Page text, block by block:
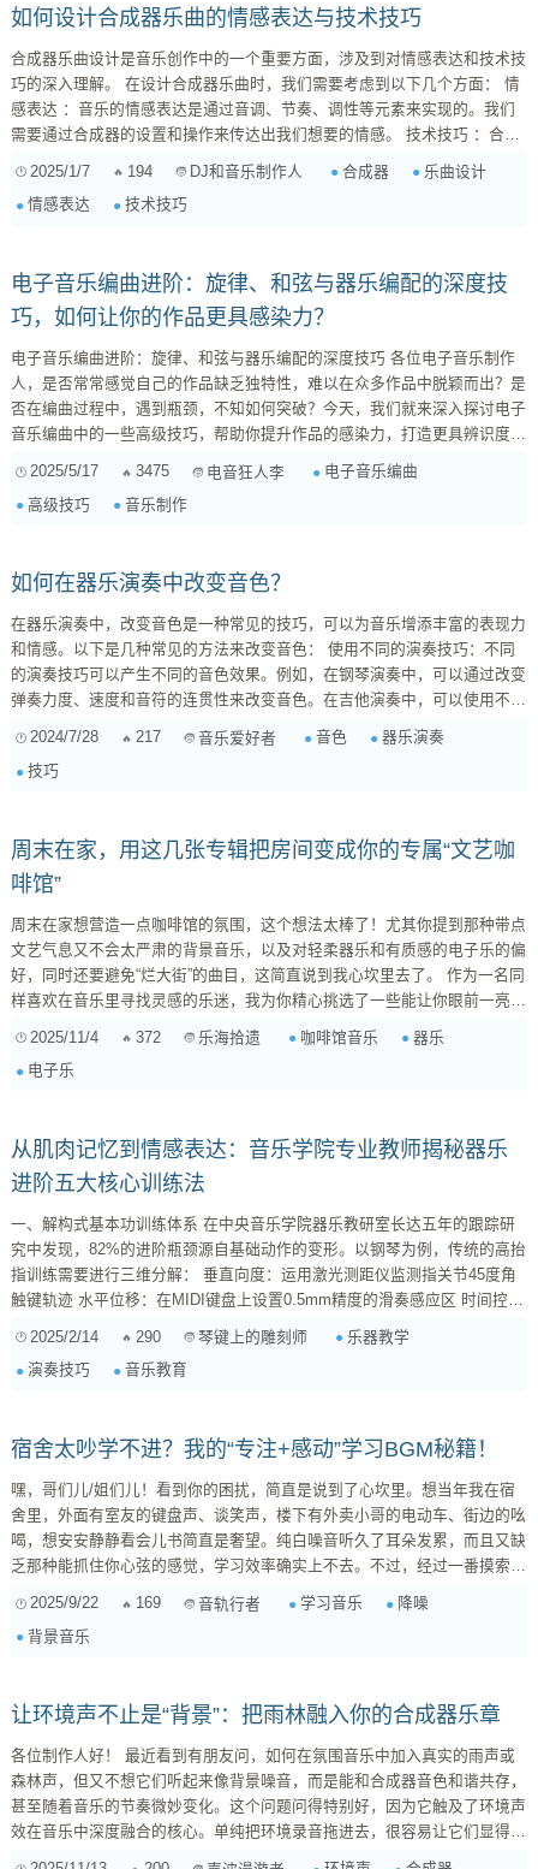
如何设计合成器乐曲的情感表达与技术技巧
合成器乐曲设计是音乐创作中的一个重要方面，涉及到对情感表达和技术技
巧的深入理解。 在设计合成器乐曲时，我们需要考虑到以下几个方面： 情
感表达 ：音乐的情感表达是通过音调、节奏、调性等元素来实现的。我们
需要通过合成器的设置和操作来传达出我们想要的情感。 技术技巧 ：合成
些技巧可以帮助我们创造出独特的音乐效果。 人文味道 ...
2025/1/7 194 DJ和音乐制作人 合成器
乐曲设计
情感表达
技术技巧
电子音乐编曲进阶：旋律、和弦与器乐编配的深度技
巧，如何让你的作品更具感染力？
电子音乐编曲进阶：旋律、和弦与器乐编配的深度技巧 各位电子音乐制作
人，是否常常感觉自己的作品缺乏独特性，难以在众多作品中脱颖而出？是
否在编曲过程中，遇到瓶颈，不知如何突破？今天，我们就来深入探讨电子
音乐编曲中的一些高级技巧，帮助你提升作品的感染力，打造更具辨识度的
个好的旋律能够瞬间抓住听众的耳朵。但如何创作出抓耳又独特的旋律呢？
2025/5/17 3475 电音狂人李
电子音乐编曲
高级技巧
音乐制作
如何在器乐演奏中改变音色？
在器乐演奏中，改变音色是一种常见的技巧，可以为音乐增添丰富的表现力
和情感。以下是几种常见的方法来改变音色： 使用不同的演奏技巧：不同
的演奏技巧可以产生不同的音色效果。例如，在钢琴演奏中，可以通过改变
弹奏力度、速度和音符的连贯性来改变音色。在吉他演奏中，可以使用不同
器或合成器，可以通过调整音色参数来改变音色。这些参数包括音色滤波
器、包络控制和音色效果器等。通过调整这些参数，可以实现从明亮到柔
2024/7/28 217 音乐爱好者 音色
器乐演奏
技巧
周末在家，用这几张专辑把房间变成你的专属“文艺咖
啡馆”
周末在家想营造一点咖啡馆的氛围，这个想法太棒了！尤其你提到那种带点
文艺气息又不会太严肃的背景音乐，以及对轻柔器乐和有质感的电子乐的偏
好，同时还要避免“烂大街”的曲目，这简直说到我心坎里去了。 作为一名同
样喜欢在音乐里寻找灵感的乐迷，我为你精心挑选了一些能让你眼前一亮，
好地融入你的居家空间，带来一份独特的静谧与思考。 一、轻柔器乐：用
音符构筑的诗意空间 这类音乐以纯粹的器乐演奏为主，常常以钢琴、弦
2025/11/4 372 乐海拾遗 咖啡馆音乐
器乐
电子乐
从肌肉记忆到情感表达：音乐学院专业教师揭秘器乐
进阶五大核心训练法
一、解构式基本功训练体系 在中央音乐学院器乐教研室长达五年的跟踪研
究中发现，82%的进阶瓶颈源自基础动作的变形。以钢琴为例，传统的高抬
指训练需要进行三维分解： 垂直向度：运用激光测距仪监测指关节45度角
触键轨迹 水平位移：在MIDI键盘上设置0.5mm精度的滑奏感应区 时间控
这套方法后，肖邦练习曲的完成速度提升37%，同时肌肉疲劳指数下降
2025/2/14 290 琴键上的雕刻师
乐器教学
演奏技巧
音乐教育
宿舍太吵学不进？我的“专注+感动”学习BGM秘籍！
嘿，哥们儿/姐们儿！看到你的困扰，简直是说到了心坎里。想当年我在宿
舍里，外面有室友的键盘声、谈笑声，楼下有外卖小哥的电动车、街边的吆
喝，想安安静静看会儿书简直是奢望。纯白噪音听久了耳朵发累，而且又缺
乏那种能抓住你心弦的感觉，学习效率确实上不去。不过，经过一番摸索，
候，我们选择流行歌曲，但那些有歌词、有高潮、有复杂编排的音乐，反而
更容易分散注意力。大脑会不自觉地去处理歌词的意义、旋律的起伏，甚至
2025/9/22 169 音轨行者 学习音乐
降噪
背景音乐
让环境声不止是“背景”：把雨林融入你的合成器乐章
各位制作人好！ 最近看到有朋友问，如何在氛围音乐中加入真实的雨声或
森林声，但又不想它们听起来像背景噪音，而是能和合成器音色和谐共存，
甚至随着音乐的节奏微妙变化。这个问题问得特别好，因为它触及了环境声
效在音乐中深度融合的核心。单纯把环境录音拖进去，很容易让它们显得格
格不入。今天就来聊聊我的心得和一些常用插件。 要让环境声真正“活”起